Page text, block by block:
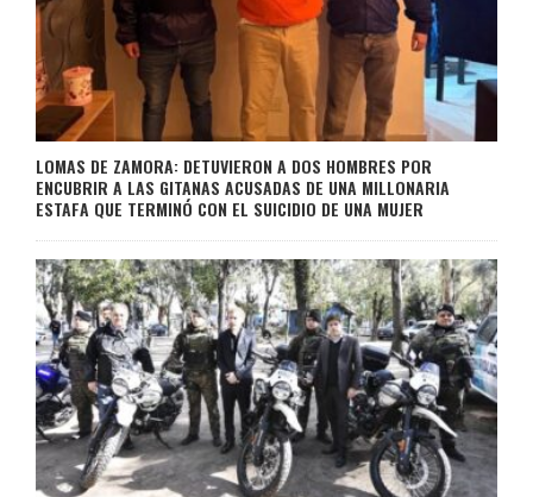
LOMAS DE ZAMORA: DETUVIERON A DOS HOMBRES POR
ENCUBRIR A LAS GITANAS ACUSADAS DE UNA MILLONARIA
ESTAFA QUE TERMINÓ CON EL SUICIDIO DE UNA MUJER